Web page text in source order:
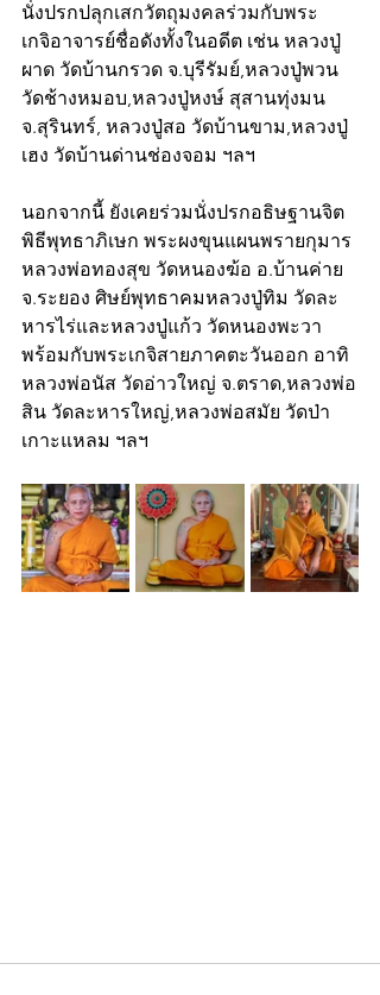
นั่งปรกปลุกเสกวัตถุมงคลร่วมกับพระ
เกจิอาจารย์ชื่อดังทั้งในอดีต เช่น หลวงปู่
ผาด วัดบ้านกรวด จ.บุรีรัมย์,หลวงปู่พวน
วัดช้างหมอบ,หลวงปู่หงษ์ สุสานทุ่งมน
จ.สุรินทร์, หลวงปู่สอ วัดบ้านขาม,หลวงปู่
เฮง วัดบ้านด่านช่องจอม ฯลฯ
นอกจากนี้ ยังเคยร่วมนั่งปรกอธิษฐานจิต
พิธีพุทธาภิเษก พระผงขุนแผนพรายกุมาร
หลวงพ่อทองสุข วัดหนองฆ้อ อ.บ้านค่าย
จ.ระยอง ศิษย์พุทธาคมหลวงปู่ทิม วัดละ
หารไร่และหลวงปู่แก้ว วัดหนองพะวา
พร้อมกับพระเกจิสายภาคตะวันออก อาทิ
หลวงพ่อนัส วัดอ่าวใหญ่ จ.ตราด,หลวงพ่อ
สิน วัดละหารใหญ่,หลวงพ่อสมัย วัดป่า
เกาะแหลม ฯลฯ